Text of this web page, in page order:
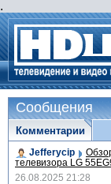
.
Сообщения
Комментарии
Jefferycip
телевизора LG
26.08.2025 21:28